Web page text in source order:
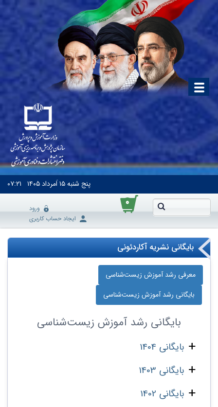
پنج شنبه۱۵ اَمرداد ۱۴۰۵ ۰۷:۲۱
۰
ورود
ایجاد حساب کاربری
بایگانی نشریه آکاردئونی
معرفی رشد آموزش زیست‌شناسی
بایگانی رشد آموزش زیست‌شناسی
بایگانی رشد آموزش زیست‌شناسی
بایگانی 1404
بایگانی 1403
بایگانی 1402